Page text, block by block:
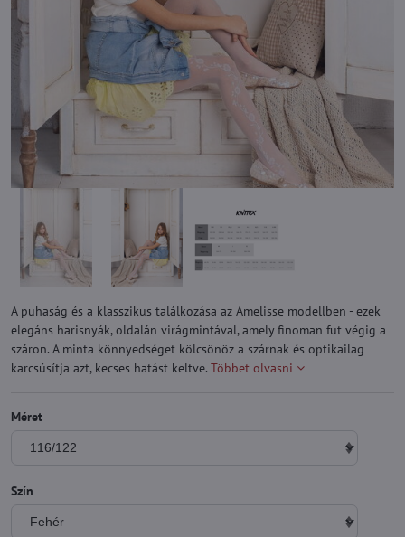
A puhaság és a klasszikus találkozása az Amelisse modellben - ezek
elegáns harisnyák, oldalán virágmintával, amely finoman fut végig a
száron. A minta könnyedséget kölcsönöz a szárnak és optikailag
karcsúsítja azt, kecses hatást keltve. Többet olvasni
Méret
Szín